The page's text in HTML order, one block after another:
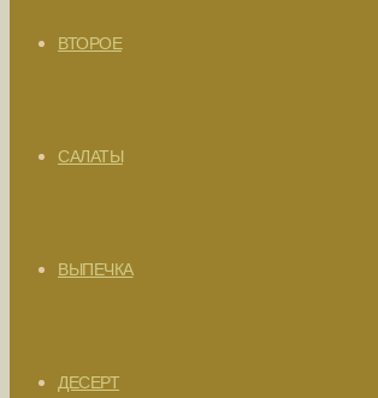
ВТОРОЕ
САЛАТЫ
ВЫПЕЧКА
ДЕСЕРТ